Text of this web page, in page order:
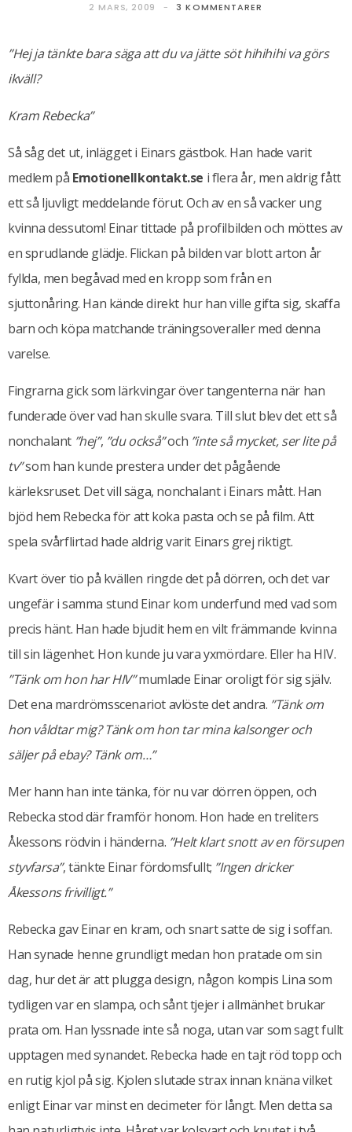
2 MARS, 2009 3 KOMMENTARER
”Hej ja tänkte bara säga att du va jätte söt hihihihi va görs
ikväll?
Kram Rebecka”
Så såg det ut, inlägget i Einars gästbok. Han hade varit
medlem på Emotionellkontakt.se i flera år, men aldrig fått
ett så ljuvligt meddelande förut. Och av en så vacker ung
kvinna dessutom! Einar tittade på profilbilden och möttes av
en sprudlande glädje. Flickan på bilden var blott arton år
fyllda, men begåvad med en kropp som från en
sjuttonåring. Han kände direkt hur han ville gifta sig, skaffa
barn och köpa matchande träningsoveraller med denna
varelse.
Fingrarna gick som lärkvingar över tangenterna när han
funderade över vad han skulle svara. Till slut blev det ett så
nonchalant ”hej”, ”du också”och ”inte så mycket, ser lite på
tv”som han kunde prestera under det pågående
kärleksruset. Det vill säga, nonchalant i Einars mått. Han
bjöd hem Rebecka för att koka pasta och se på film. Att
spela svårflirtad hade aldrig varit Einars grej riktigt.
Kvart över tio på kvällen ringde det på dörren, och det var
ungefär i samma stund Einar kom underfund med vad som
precis hänt. Han hade bjudit hem en vilt främmande kvinna
till sin lägenhet. Hon kunde ju vara yxmördare. Eller ha HIV.
”Tänk om hon har HIV”mumlade Einar oroligt för sig själv.
Det ena mardrömsscenariot avlöste det andra. ”Tänk om
hon våldtar mig? Tänk om hon tar mina kalsonger och
säljer på ebay? Tänk om…”
Mer hann han inte tänka, för nu var dörren öppen, och
Rebecka stod där framför honom. Hon hade en treliters
Åkessons rödvin i händerna. ”Helt klart snott av en försupen
styvfarsa”, tänkte Einar fördomsfullt; ”Ingen dricker
Åkessons frivilligt.”
Rebecka gav Einar en kram, och snart satte de sig i soffan.
Han synade henne grundligt medan hon pratade om sin
dag, hur det är att plugga design, någon kompis Lina som
tydligen var en slampa, och sånt tjejer i allmänhet brukar
prata om. Han lyssnade inte så noga, utan var som sagt fullt
upptagen med synandet. Rebecka hade en tajt röd topp och
en rutig kjol på sig. Kjolen slutade strax innan knäna vilket
enligt Einar var minst en decimeter för långt. Men detta sa